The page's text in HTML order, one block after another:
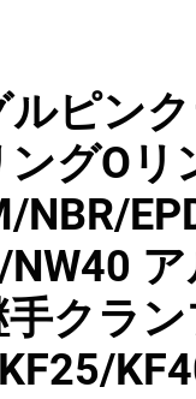
ルピン
ングOリ
NBR/
NW40
クラ